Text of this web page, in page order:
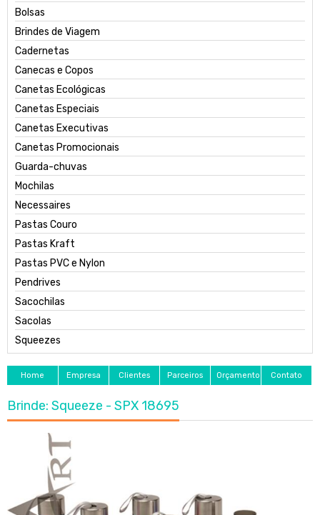
Bolsas
Brindes de Viagem
Cadernetas
Canecas e Copos
Canetas Ecológicas
Canetas Especiais
Canetas Executivas
Canetas Promocionais
Guarda-chuvas
Mochilas
Necessaires
Pastas Couro
Pastas Kraft
Pastas PVC e Nylon
Pendrives
Sacochilas
Sacolas
Squeezes
Home Empresa Clientes Parceiros Orçamento Contato
Brinde: Squeeze - SPX 18695